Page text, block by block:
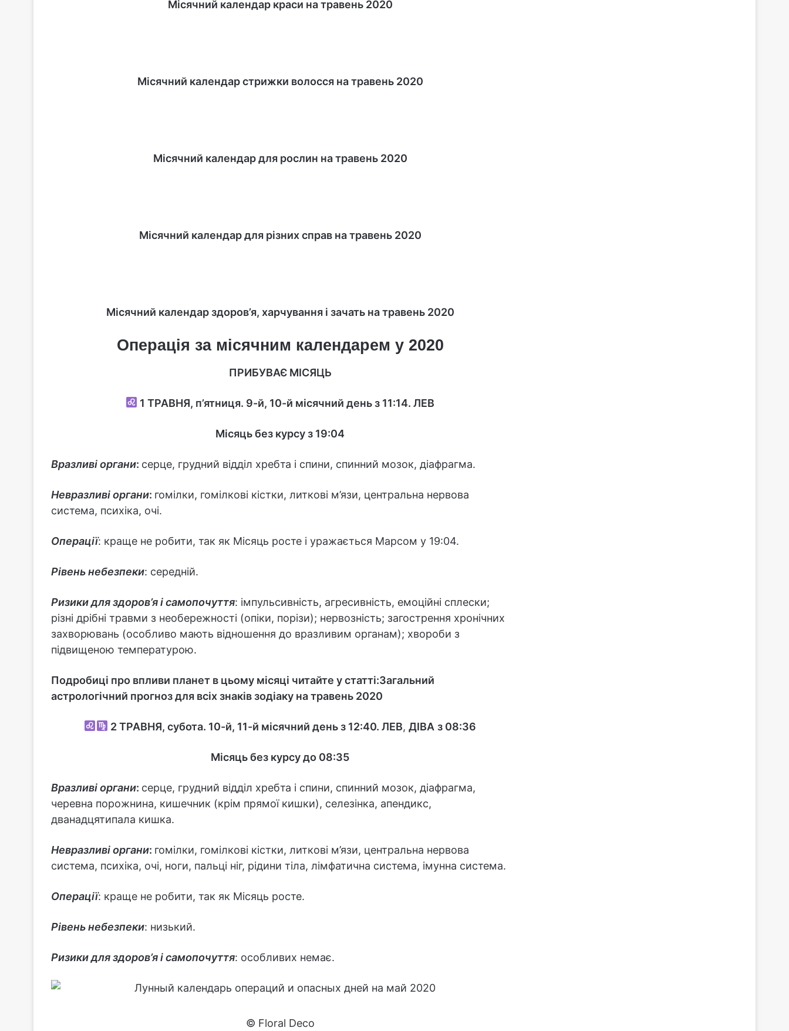
Місячний календар краси на травень 2020
Місячний календар стрижки волосся на травень 2020
Місячний календар для рослин на травень 2020
Місячний календар для різних справ на травень 2020
Місячний календар здоров’я, харчування і зачать на травень 2020
Операція за місячним календарем у 2020
ПРИБУВАЄ МІСЯЦЬ
1ТРАВНЯ, п’ятниця. 9-й, 10-й місячний день з 11:14.ЛЕВ
Місяць без курсу з 19:04
Вразливі органи: серце, грудний відділ хребта і спини, спинний мозок, діафрагма.
Невразливі органи: гомілки, гомілкові кістки, литкові м’язи, центральна нервова
система, психіка, очі.
Операції: краще не робити, так як Місяць росте і уражається Марсом у 19:04.
Рівень небезпеки: середній.
Ризики для здоров’я і самопочуття: імпульсивність, агресивність, емоційні сплески;
різні дрібні травми з необережності (опіки, порізи); нервозність; загострення хронічних
захворювань (особливо мають відношення до вразливим органам); хвороби з
підвищеною температурою.
Подробиці про впливи планет в цьому місяці читайте у статті:Загальний
астрологічний прогноз для всіх знаків зодіаку на травень 2020
2ТРАВНЯ, субота. 10-й, 11-й місячний день з 12:40. ЛЕВ, ДІВА з 08:36
Місяць без курсу до 08:35
Вразливі органи: серце, грудний відділ хребта і спини, спинний мозок, діафрагма,
черевна порожнина, кишечник (крім прямої кишки), селезінка, апендикс,
дванадцятипала кишка.
Невразливі органи: гомілки, гомілкові кістки, литкові м’язи, центральна нервова
система, психіка, очі, ноги, пальці ніг, рідини тіла, лімфатична система, імунна система.
Операції: краще не робити, так як Місяць росте.
Рівень небезпеки: низький.
Ризики для здоров’я і самопочуття: особливих немає.
© Floral Deco